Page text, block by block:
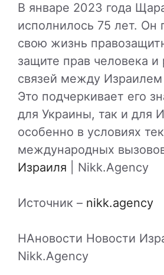
В январе 2023 года
исполнилось 75 лет. Он
свою жизнь
защите прав человека и
связей между Израилем
Это подчеркивает его
для Украины, так и для
особенно в условиях
международных
Израиля | Nikk.Agency
Источник – nikk.agency
НАновости Новости
Nikk.Agency